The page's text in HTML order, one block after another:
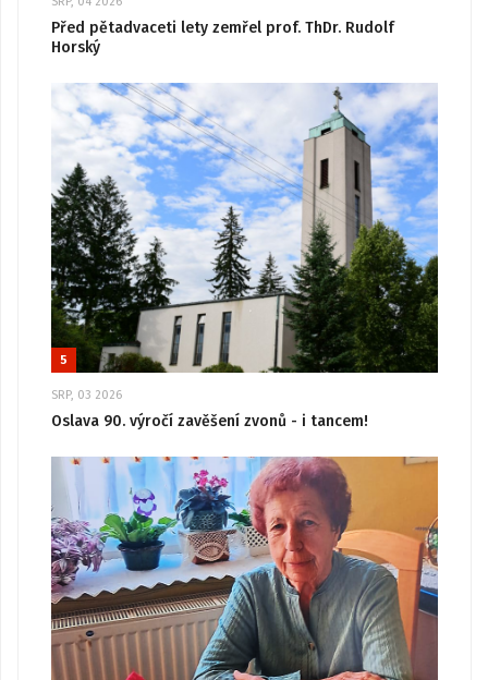
Před pětadvaceti lety zemřel prof. ThDr. Rudolf
Horský
5
SRP, 03 2026
Oslava 90. výročí zavěšení zvonů - i tancem!